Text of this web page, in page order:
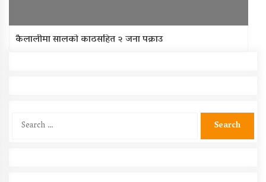
कैलालीमा सालको काठसहित २ जना पक्राउ
Search